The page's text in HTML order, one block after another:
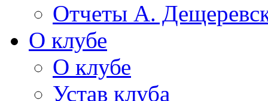
Отчеты А.
О клубе
О клубе
Устав клуба